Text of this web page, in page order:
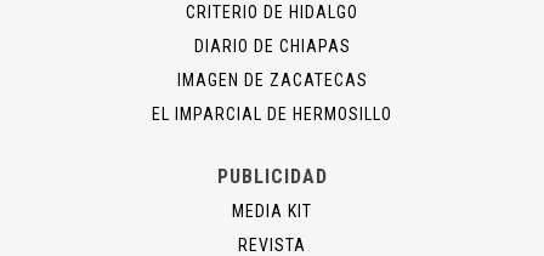
CRITERIO DE HIDALGO
DIARIO DE CHIAPAS
IMAGEN DE ZACATECAS
EL IMPARCIAL DE HERMOSILLO
PUBLICIDAD
MEDIA KIT
REVISTA